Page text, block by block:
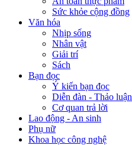
Sức khỏe cộng đồng
Văn hóa
Nhịp sống
Nhân vật
Giải trí
Sách
Bạn đọc
Ý kiến bạn đọc
Diễn đàn - Thảo luận
Cơ quan trả lời
Lao động - An sinh
Phụ nữ
Khoa học công nghệ